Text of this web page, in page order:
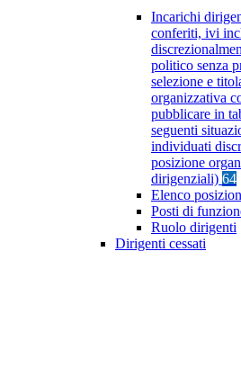
Incarichi
conferiti, ivi
politico senza
selezione e
organizzativa
pubblicare in
seguenti
individuati
posizione
dirigenziali) 64
Elenco
Posti di
Ruolo dirigenti
Dirigenti cessati